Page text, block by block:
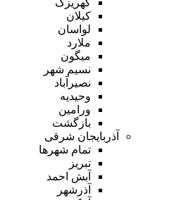
کیلان
لواسان
ملارد
میگون
نسیم شهر
نصیرآباد
وحیدیه
ورامین
بازگشت
آذربایجان شرقی
تمام شهر‌ها
تبریز
آبش احمد
آذرشهر